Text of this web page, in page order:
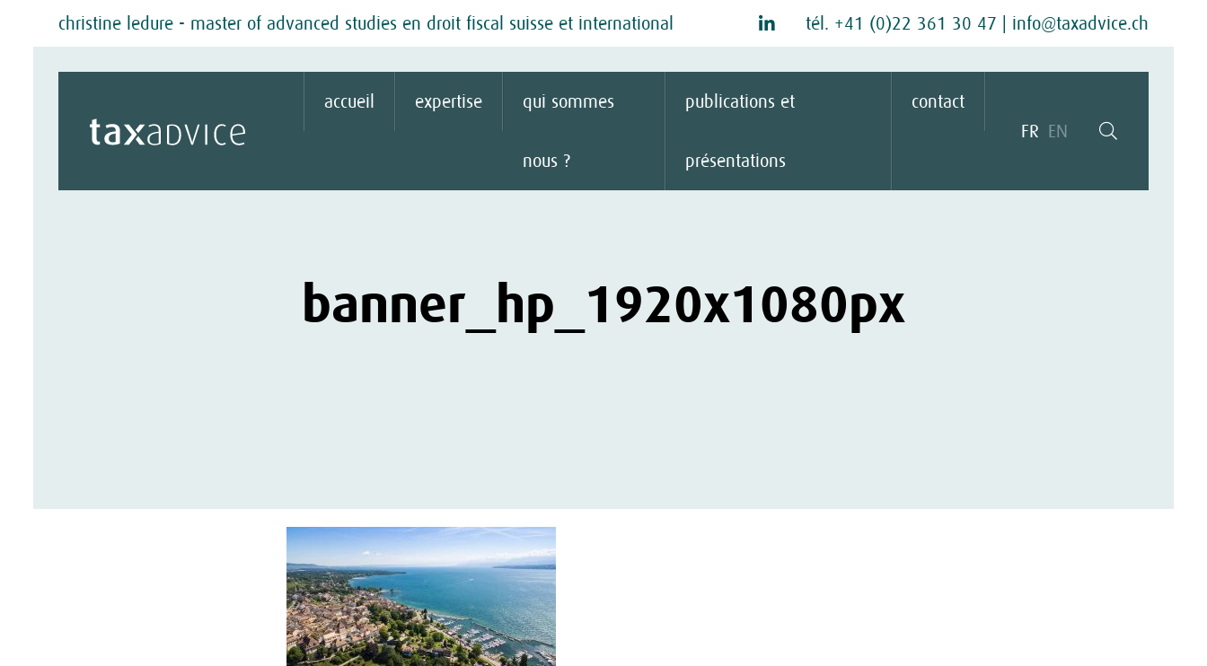
christine ledure - master of advanced studies en droit fiscal suisse et international tél. +41 (0)22 361 30 47 info@taxadvice.ch
accueil expertise qui sommes
nous ?
publications et
présentations
contact
FR EN
banner_hp_1920x1080px